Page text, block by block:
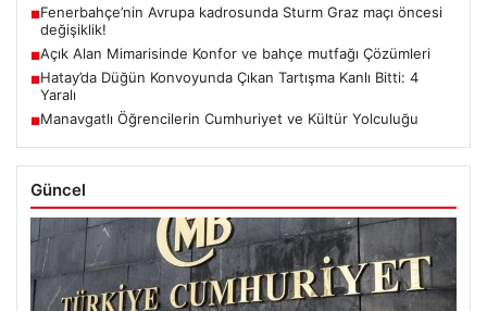
■Fenerbahçe’nin Avrupa kadrosunda Sturm Graz maçı öncesi
değişiklik!
■Açık Alan Mimarisinde Konfor ve bahçe mutfağı Çözümleri
■Hatay’da Düğün Konvoyunda Çıkan Tartışma Kanlı Bitti: 4
Yaralı
■Manavgatlı Öğrencilerin Cumhuriyet ve Kültür Yolculuğu
Güncel